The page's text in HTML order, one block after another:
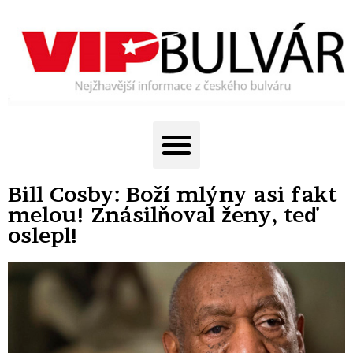
Bill Cosby: Boží mlýny asi fakt
melou! Znásilňoval ženy, teď
oslepl!